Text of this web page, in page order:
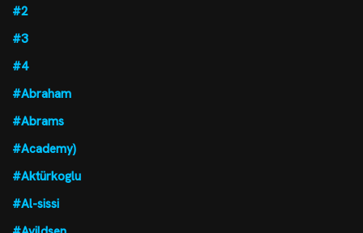
#2
#3
#4
#Abraham
#Abrams
#Academy)
#Aktürkoglu
#Al-sissi